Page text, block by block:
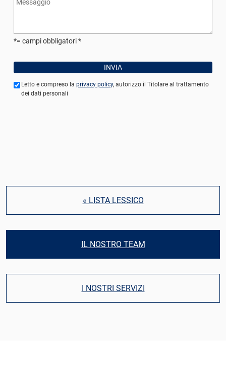
*= campi obbligatori
Letto e compreso laprivacy policy, autorizzo il Titolare al trattamento
dei dati personali
« LISTA LESSICO
IL NOSTRO TEAM
I NOSTRI SERVIZI